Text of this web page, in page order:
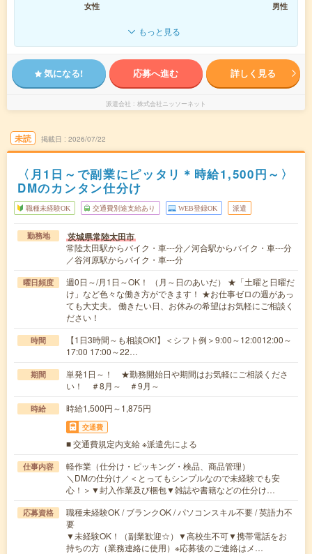
女性 男性
もっと見る
気になる! 応募へ進む 詳しく見る
派遣会社 株式会社ニッソーネット
未読 掲載日 2026/07/22
〈月1日～で副業にピッタリ＊時給1,500円～〉
DMのカンタン仕分け
職種未経験OK 交通費別途支給あり WEB登録OK 派遣
勤務地 茨城県常陸太田市
常陸太田駅からバイク・車---分／河合駅からバイク・車---分
／谷河原駅からバイク・車---分
曜日頻度
週0日～/月1日～OK！ （月～日のあいだ） ★「土曜と日曜だ
け」など色々な働き方ができます！ ★お仕事ゼロの週があっ
ても大丈夫。 働きたい日、お休みの希望はお気軽にご相談く
ださい！
時間
【1日3時間～も相談OK!】＜シフト例＞9:00～12:0012:00～
17:00 17:00～22…
期間
単発1日～！ ★勤務開始日や期間はお気軽にご相談くださ
い！ ＃8月～ ＃9月～
時給 時給1,500円～1,875円
交通費
■ 交通費規定内支給 ※派遣先による
仕事内容
軽作業（仕分け・ピッキング・検品、商品管理）
＼DMの仕分け／＜とってもシンプルなので未経験でも安
心！＞▼封入作業及び梱包▼雑誌や書籍などの仕分け…
応募資格
職種未経験OK / ブランクOK / パソコンスキル不要 / 英語力不
要
▼未経験OK！（副業歓迎☆）▼高校生不可▼携帯電話をお
持ちの方（業務連絡に使用）※応募後のご連絡はメ…